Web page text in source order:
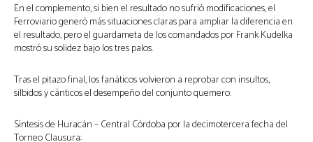
En el complemento, si bien el resultado no sufrió modificaciones, el
Ferroviario generó más situaciones claras para ampliar la diferencia en
el resultado, pero el guardameta de los comandados por Frank Kudelka
mostró su solidez bajo los tres palos.
Tras el pitazo final, los fanáticos volvieron a reprobar con insultos,
silbidos y cánticos el desempeño del conjunto quemero.
Síntesis de Huracán – Central Córdoba por la decimotercera fecha del
Torneo Clausura: